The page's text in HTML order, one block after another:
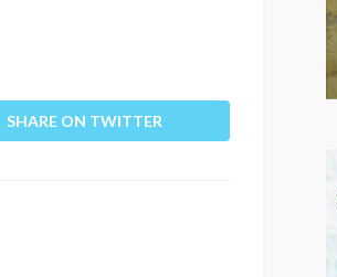
SHARE ON TWITTER